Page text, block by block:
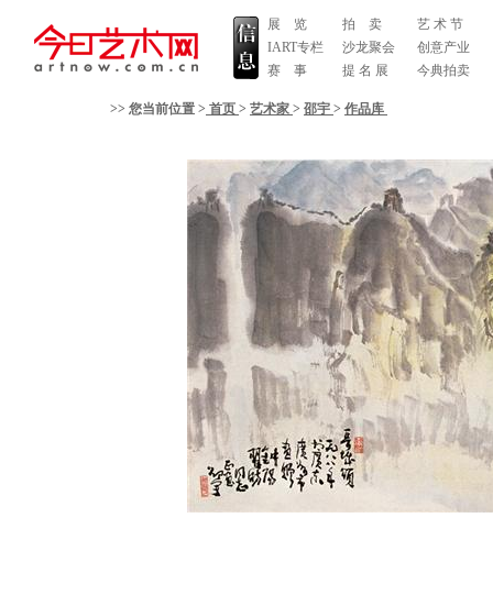
展 览
IART专栏
赛 事
拍 卖
沙龙聚会
提 名 展
艺 术 节
创意产业
今典拍卖
>> 您当前位置 > 首页 > 艺术家 > 邵宇 > 作品库